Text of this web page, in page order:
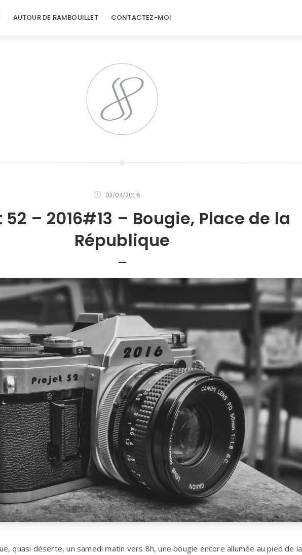
AUTOUR DE RAMBOUILLET CONTACTEZ-MOI
03/04/2016
52 – 2016#13 – Bougie, Place de la
République
quasi déserte, un samedi matin vers 8h, une bougie encore allumée au pied de la